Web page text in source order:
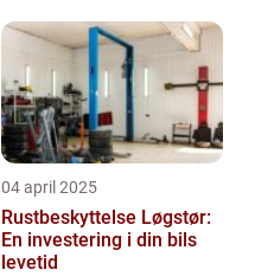
04 april 2025
Rustbeskyttelse Løgstør:
En investering i din bils
levetid